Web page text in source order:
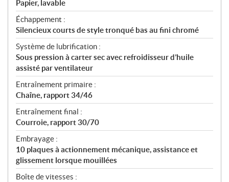
Papier, lavable
Échappement :
Silencieux courts de style tronqué bas au fini chromé
Système de lubrification :
Sous pression à carter sec avec refroidisseur d’huile
assisté par ventilateur
Entraînement primaire :
Chaîne, rapport 34/46
Entraînement final :
Courroie, rapport 30/70
Embrayage :
10 plaques à actionnement mécanique, assistance et
glissement lorsque mouillées
Boîte de vitesses :